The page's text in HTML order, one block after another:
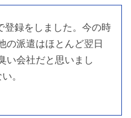
登録をしました。今の時
の派遣はほとんど翌日
い会社だと思いまし
。